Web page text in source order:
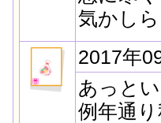
気かし
2017年
あっと
例年通